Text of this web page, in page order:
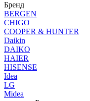
Бренд
BERGEN
CHIGO
COOPER & HUNTER
Daikin
DAIKO
HAIER
HISENSE
Idea
LG
Midea